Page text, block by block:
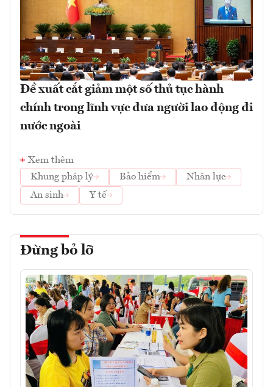
Đề xuất cắt giảm một số thủ tục hành
chính trong lĩnh vực đưa người lao động đi
nước ngoài
Xem thêm
Khung pháp lý
Bảo hiểm
Nhân lực
An sinh
Y tế
Đừng bỏ lỡ